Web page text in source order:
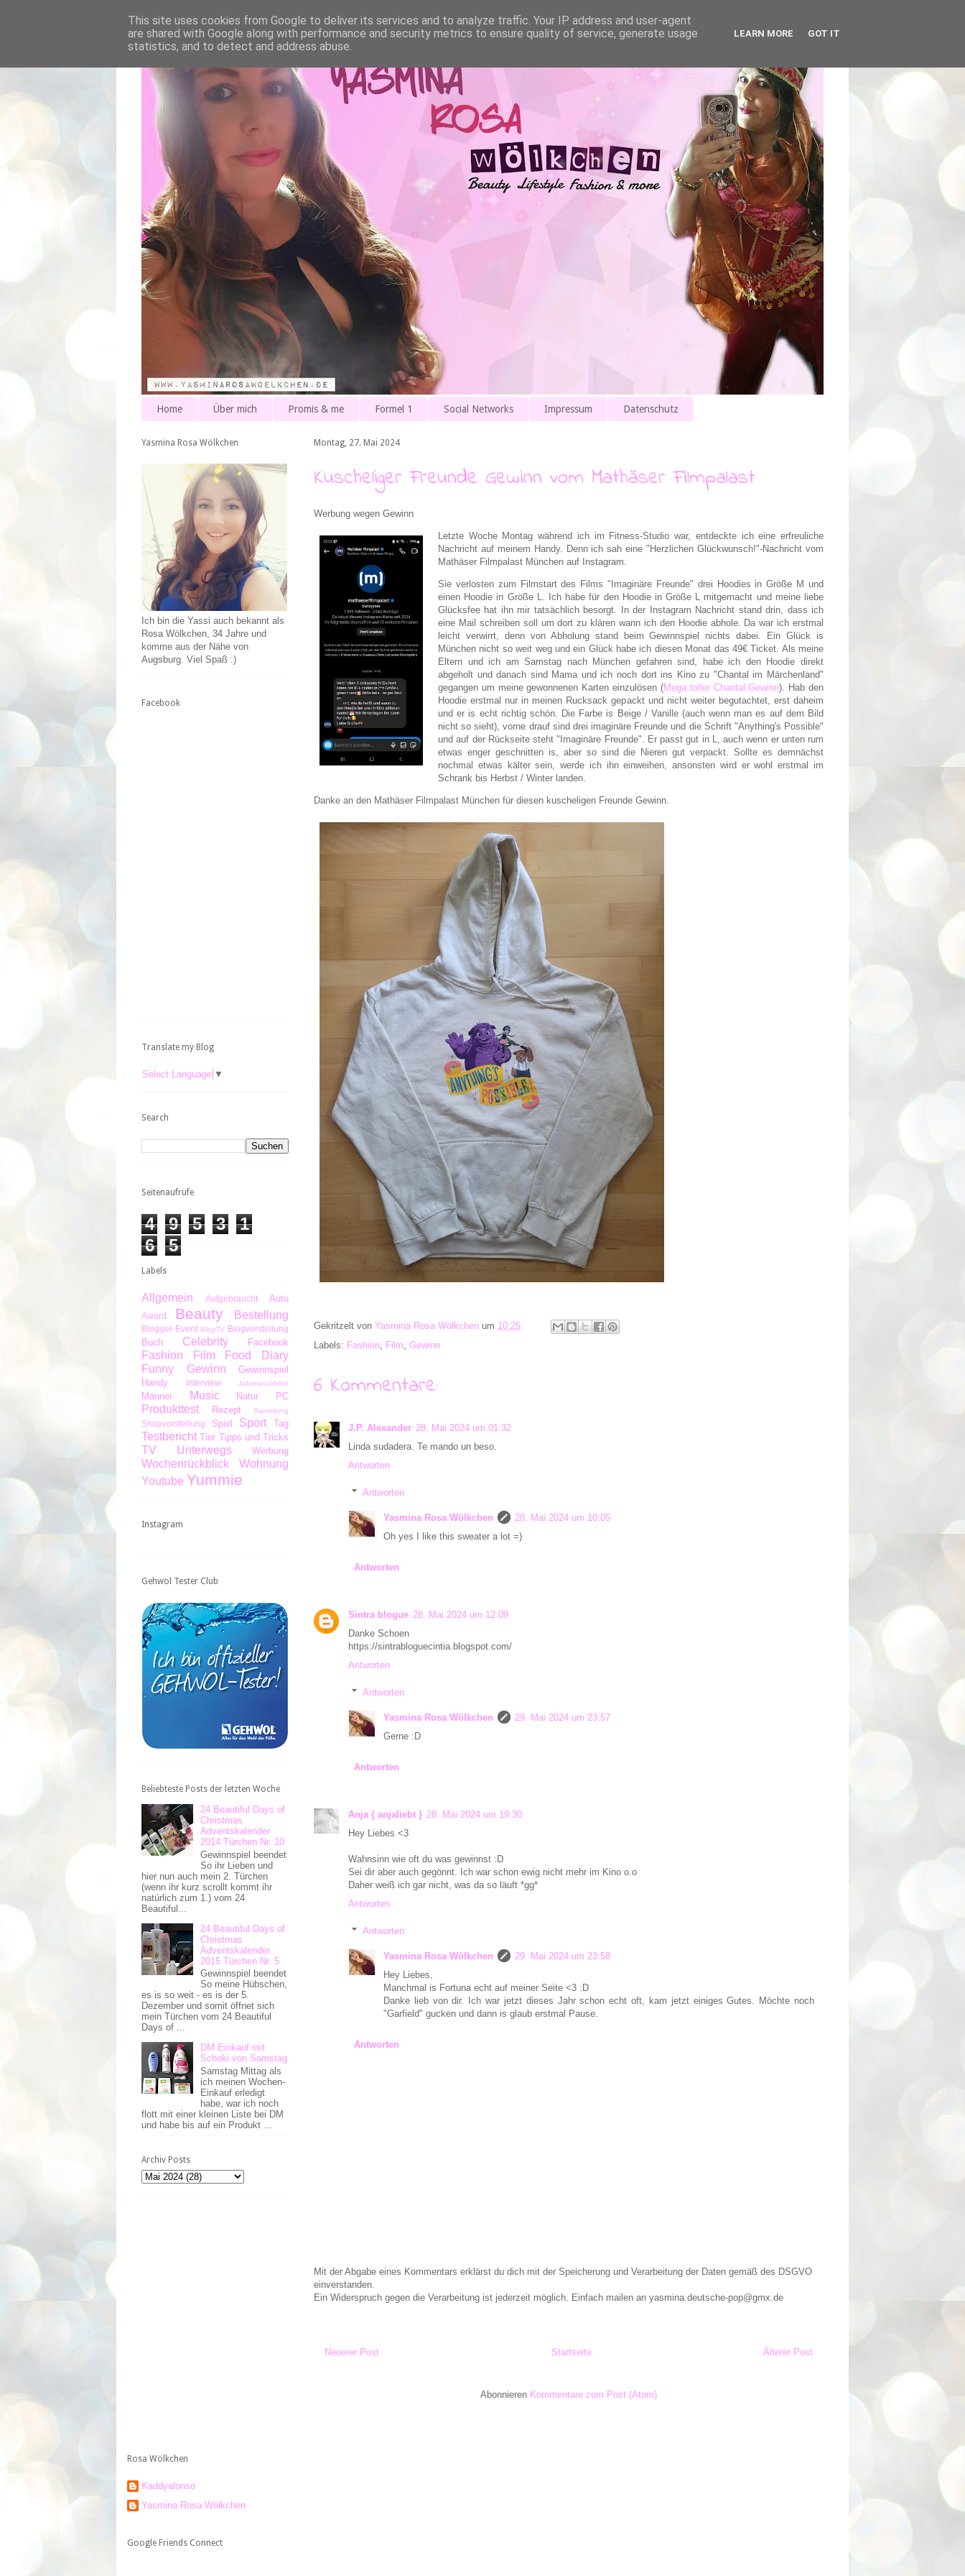
Home Über mich Promis & me Formel 1 Social Networks Impressum Datenschutz
Montag, 27. Mai 2024
Kuscheliger Freunde Gewinn vom Mathäser Filmpalast
Werbung wegen Gewinn
Letzte Woche Montag während ich im Fitness-Studio war, entdeckte ich eine erfreuliche
Nachricht auf meinem Handy. Denn ich sah eine "Herzlichen Glückwunsch!"-Nachricht vom
Mathäser Filmpalast München auf Instagram.
Sie verlosten zum Filmstart des Films "Imaginäre Freunde" drei Hoodies in Größe M und
einen Hoodie in Größe L. Ich habe für den Hoodie in Größe L mitgemacht und meine liebe
Glücksfee hat ihn mir tatsächlich besorgt. In der Instagram Nachricht stand drin, dass ich
eine Mail schreiben soll um dort zu klären wann ich den Hoodie abhole. Da war ich erstmal
leicht verwirrt, denn von Abholung stand beim Gewinnspiel nichts dabei. Ein Glück is
München nicht so weit weg und ein Glück habe ich diesen Monat das 49€ Ticket. Als meine
Eltern und ich am Samstag nach München gefahren sind, habe ich den Hoodie direkt
abgeholt und danach sind Mama und ich noch dort ins Kino zu "Chantal im Märchenland"
gegangen um meine gewonnenen Karten einzulösen (Mega toller Chantal Gewinn). Hab den
Hoodie erstmal nur in meinen Rucksack gepackt und nicht weiter begutachtet, erst daheim
und er is echt richtig schön. Die Farbe is Beige / Vanille (auch wenn man es auf dem Bild
nicht so sieht), vorne drauf sind drei imaginäre Freunde und die Schrift "Anything's Possible"
und auf der Rückseite steht "Imaginäre Freunde". Er passt gut in L, auch wenn er unten rum
etwas enger geschnitten is, aber so sind die Nieren gut verpackt. Sollte es demnächst
nochmal etwas kälter sein, werde ich ihn einweihen, ansonsten wird er wohl erstmal im
Schrank bis Herbst / Winter landen.
Danke an den Mathäser Filmpalast München für diesen kuscheligen Freunde Gewinn.
Gekritzelt von Yasmina Rosa Wölkchen um 10:25
Labels: Fashion Film Gewinn
6 Kommentare:
J.P. Alexander 28. Mai 2024 um 01:32
Linda sudadera. Te mando un beso.
Antworten
Antworten
Yasmina Rosa Wölkchen
28. Mai 2024 um 10:05
Oh yes I like this sweater a lot =)
Antworten
Sintra blogue 28. Mai 2024 um 12:09
Danke Schoen
https://sintrabloguecintia.blogspot.com/
Antworten
Antworten
Yasmina Rosa Wölkchen
29. Mai 2024 um 23:57
Gerne :D
Antworten
Anja { anjaliebt } 28. Mai 2024 um 19:30
Hey Liebes <3
Wahnsinn wie oft du was gewinnst :D
Sei dir aber auch gegönnt. Ich war schon ewig nicht mehr im Kino o.o
Daher weiß ich gar nicht, was da so läuft *gg*
Antworten
Antworten
Yasmina Rosa Wölkchen
29. Mai 2024 um 23:58
Hey Liebes,
Manchmal is Fortuna echt auf meiner Seite <3 :D
Danke lieb von dir. Ich war jetzt dieses Jahr schon echt oft, kam jetzt einiges Gutes. Möchte noch
"Garfield" gucken und dann is glaub erstmal Pause.
Antworten
Mit der Abgabe eines Kommentars erklärst du dich mit der Speicherung und Verarbeitung der Daten gemäß des DSGVO
einverstanden.
Ein Widerspruch gegen die Verarbeitung ist jederzeit möglich. Einfach mailen an yasmina.deutsche-pop@gmx.de
Neuerer Post Älterer Post
Startseite
Abonnieren Kommentare zum Post (Atom)
Yasmina Rosa Wölkchen
Ich bin die Yassi auch bekannt als
Rosa Wölkchen, 34 Jahre und
komme aus der Nähe von
Augsburg. Viel Spaß :)
Facebook
Translate my Blog
Select Language ▼
Search
Seitenaufrufe
4 9 5 3
1
6
5
Labels
Allgemein Aufgebraucht Auto
Award Beauty Bestellung
Blogger-Event BlogTV Blogvorstellung
Buch Celebrity Facebook
Fashion Film
Food Diary
Funny
Gewinn
Gewinnspiel
Handy
Interview Jahresrückblick
Männer Music Natur PC
Produkttest Rezept Sammlung
Shopvorstellung Spiel Sport Tag
Testbericht Tier Tipps und Tricks
TV Unterwegs Werbung
Wochenrückblick
Wohnung
Youtube Yummie
Instagram
Gehwol Tester Club
Beliebteste Posts der letzten Woche
24 Beautiful Days of
Christmas
Adventskalender
2014 Türchen Nr. 10
Gewinnspiel beendet
So ihr Lieben und
hier nun auch mein 2. Türchen
(wenn ihr kurz scrollt kommt ihr
natürlich zum 1.) vom 24
Beautiful...
24 Beautiful Days of
Christmas
Adventskalender
2015 Türchen Nr. 5
Gewinnspiel beendet
So meine Hübschen,
es is so weit - es is der 5.
Dezember und somit öffnet sich
mein Türchen vom 24 Beautiful
Days of ...
DM Einkauf mit
Schoki von Samstag
Samstag Mittag als
ich meinen Wochen-
Einkauf erledigt
habe, war ich noch
flott mit einer kleinen Liste bei DM
und habe bis auf ein Produkt ...
Archiv Posts
Rosa Wölkchen
Kaddyalonso
Yasmina Rosa Wölkchen
Google Friends Connect
This site uses cookies from Google to deliver its services and to analyze traffic. Your IP address and user-agent
are shared with Google along with performance and security metrics to ensure quality of service, generate usage
statistics, and to detect and address abuse.
LEARN MORE GOT IT